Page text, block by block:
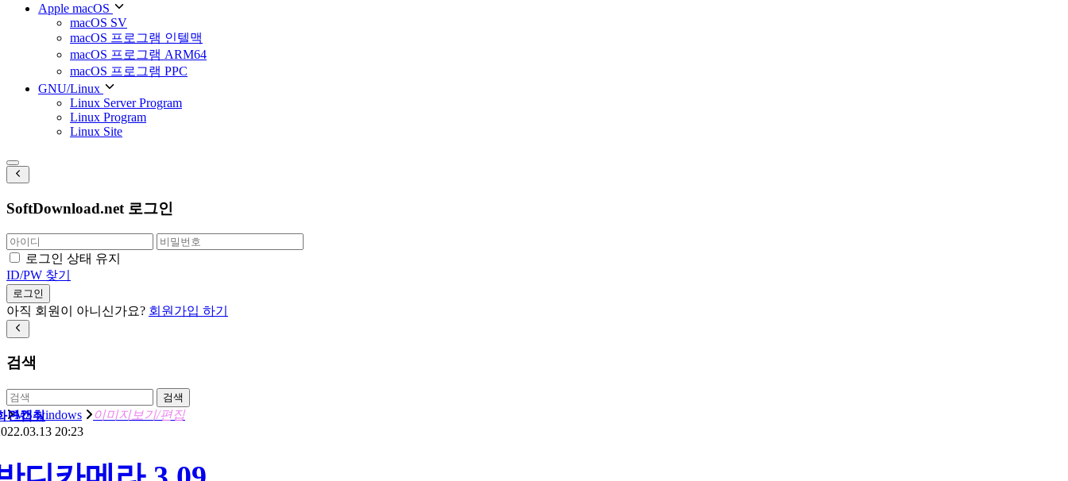
Apple macOS
macOS SV
macOS 프로그램 인텔맥
macOS 프로그램 ARM64
macOS 프로그램 PPC
GNU/Linux
Linux Server Program
Linux Program
Linux Site
SoftDownload.net 로그인
로그인 상태 유지
ID/PW 찾기
로그인
아직 회원이 아니신가요? 회원가입 하기
검색
검색
MS windows 이미지보기/편집
면캡춰
20:23